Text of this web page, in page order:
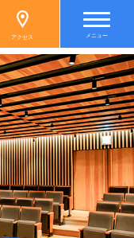
アクセス メニュー